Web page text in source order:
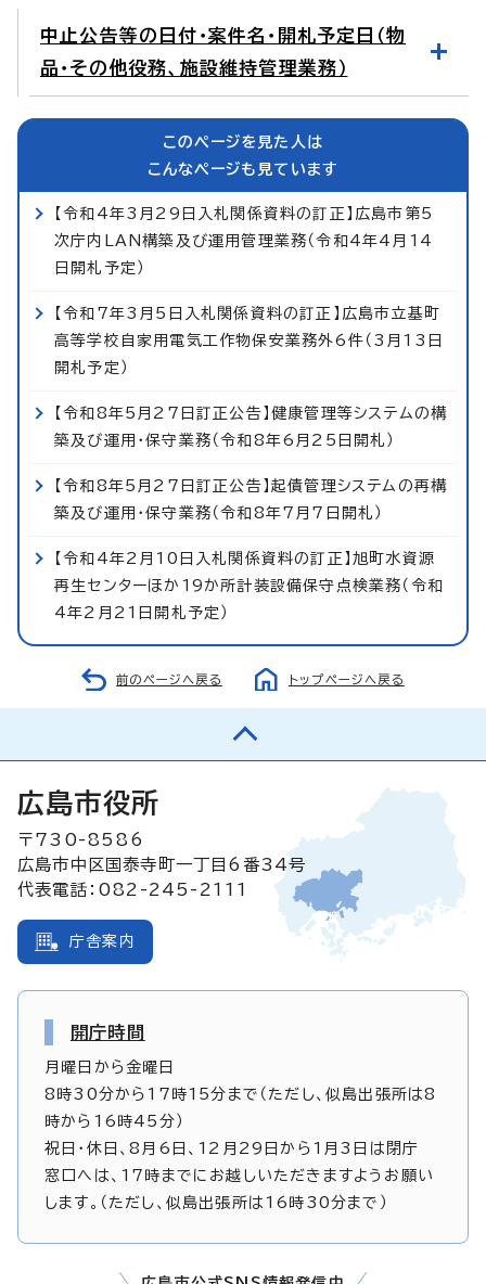
中止公告等の日付・案件名・開札予定日（物
品・その他役務、施設維持管理業務）
このページを見た人は
こんなページも見ています
【令和4年3月29日入札関係資料の訂正】広島市第5
次庁内LAN構築及び運用管理業務（令和4年4月14
日開札予定）
【令和7年3月5日入札関係資料の訂正】広島市立基町
高等学校自家用電気工作物保安業務外6件（3月13日
開札予定）
【令和8年5月27日訂正公告】健康管理等システムの構
築及び運用・保守業務（令和8年6月25日開札）
【令和8年5月27日訂正公告】起債管理システムの再構
築及び運用・保守業務（令和8年7月7日開札）
【令和4年2月10日入札関係資料の訂正】旭町水資源
再生センターほか19か所計装設備保守点検業務（令和
4年2月21日開札予定）
前のページへ戻る トップページへ戻る
広島市役所
〒730-8586
広島市中区国泰寺町一丁目6番34号
代表電話：082-245-2111
庁舎案内
開庁時間
月曜日から金曜日
8時30分から17時15分まで（ただし、似島出張所は8
時から16時45分）
祝日・休日、8月6日、12月29日から1月3日は閉庁
窓口へは、17時までにお越しいただきますようお願い
します。（ただし、似島出張所は16時30分まで）